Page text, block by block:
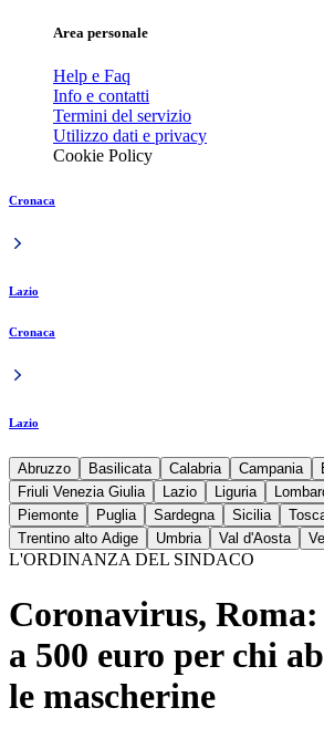
Area personale
Help e Faq
Info e contatti
Termini del servizio
Utilizzo dati e privacy
Cookie Policy
Cronaca
Lazio
Cronaca
Lazio
Abruzzo Basilicata Calabria Campania
Friuli Venezia Giulia
Lazio Liguria
Piemonte
Puglia Sardegna Sicilia
Trentino alto Adige
Umbria Val d'Aosta
L'ORDINANZA DEL SINDACO
Coronavirus,
a 500 euro per chi
le mascherine